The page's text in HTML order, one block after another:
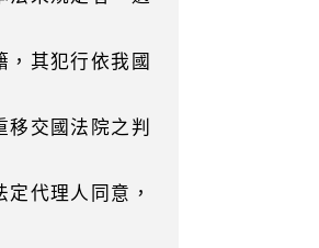
，其犯行依我國
交國法院之判
代理人同意，